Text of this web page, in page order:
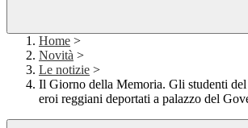
Home >
Novità >
Le notizie >
Il Giorno della Memoria. Gli studenti
eroi reggiani deportati a palazzo del